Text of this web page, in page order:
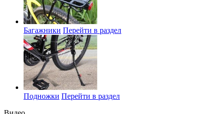
Багажники Перейти в раздел
Подножки Перейти в раздел